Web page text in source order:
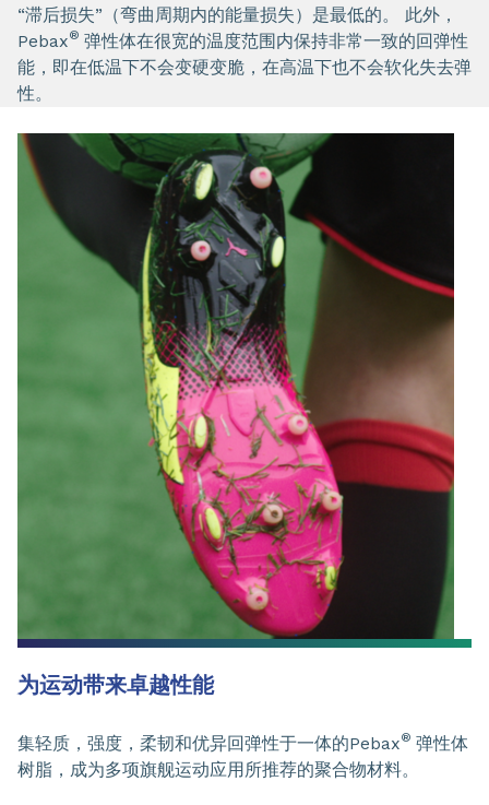
“滞后损失”（弯曲周期内的能量损失）是最低的。 此外，
Pebax® 弹性体在很宽的温度范围内保持非常一致的回弹性
能，即在低温下不会变硬变脆，在高温下也不会软化失去弹
性。
为运动带来卓越性能
集轻质，强度，柔韧和优异回弹性于一体的Pebax® 弹性体
树脂，成为多项旗舰运动应用所推荐的聚合物材料。